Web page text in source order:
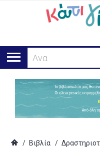
Αναζήτησ
/ Βιβλία /